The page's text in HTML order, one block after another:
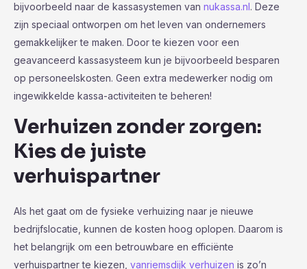
bijvoorbeeld naar de kassasystemen van nukassa.nl. Deze
zijn speciaal ontworpen om het leven van ondernemers
gemakkelijker te maken. Door te kiezen voor een
geavanceerd kassasysteem kun je bijvoorbeeld besparen
op personeelskosten. Geen extra medewerker nodig om
ingewikkelde kassa-activiteiten te beheren!
Verhuizen zonder zorgen:
Kies de juiste
verhuispartner
Als het gaat om de fysieke verhuizing naar je nieuwe
bedrijfslocatie, kunnen de kosten hoog oplopen. Daarom is
het belangrijk om een betrouwbare en efficiënte
verhuispartner te kiezen, vanriemsdijk verhuizen is zo’n